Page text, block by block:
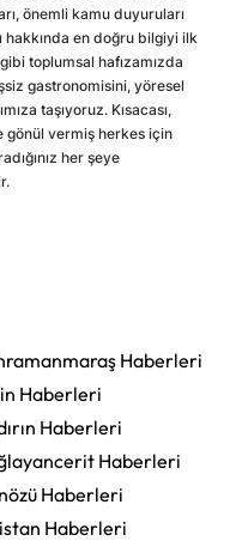
önemli kamu duyuruları
en doğru bilgiyi ilk
toplumsal hafızamızda
gastronomisini, yöresel
taşıyoruz. Kısacası,
gönül vermiş herkes için
her şeye
Haberleri
Haberleri
Haberleri
Haberleri
Haberleri
Haberleri